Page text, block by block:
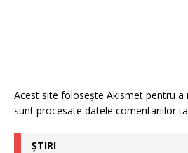
Acest site folosește Akismet pentru a
sunt procesate datele comentariilor
ȘTIRI